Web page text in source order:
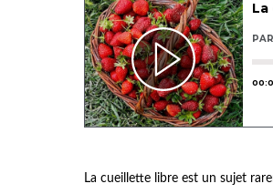
La cueillette libre est un sujet